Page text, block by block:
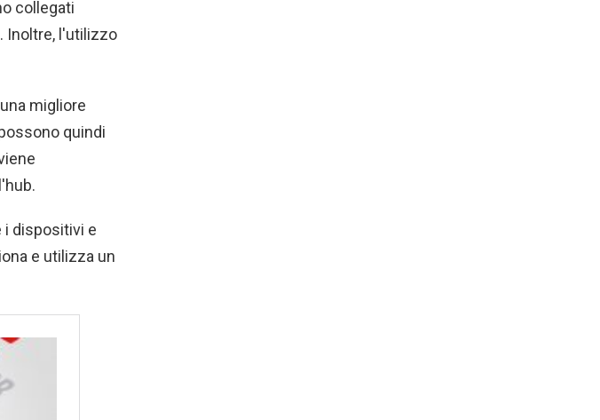
collegati
Inoltre, l'utilizzo
migliore
quindi
i dispositivi e
e utilizza un